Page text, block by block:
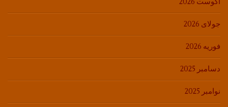
جولای 2026
فوریه 2026
دسامبر 2025
نوامبر 2025